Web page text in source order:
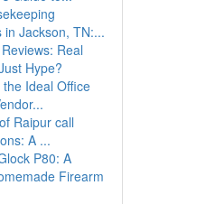
in Jackson, TN:...
Real
Hype?
Ideal Office
Raipur call
A ...
P80: A
Firearm